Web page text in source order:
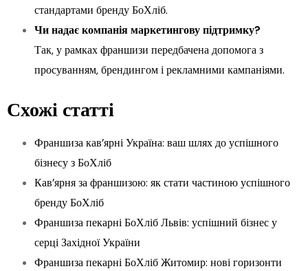
стандартами бренду БоХліб.
Чи надає компанія маркетингову підтримку?
Так, у рамках франшизи передбачена допомога з
просуванням, брендингом і рекламними кампаніями.
Схожі статті
Франшиза кав’ярні Україна: ваш шлях до успішного
бізнесу з БоХліб
Кав’ярня за франшизою: як стати частиною успішного
бренду БоХліб
Франшиза пекарні БоХліб Львів: успішний бізнес у
серці Західної України
Франшиза пекарні БоХліб Житомир: нові горизонти